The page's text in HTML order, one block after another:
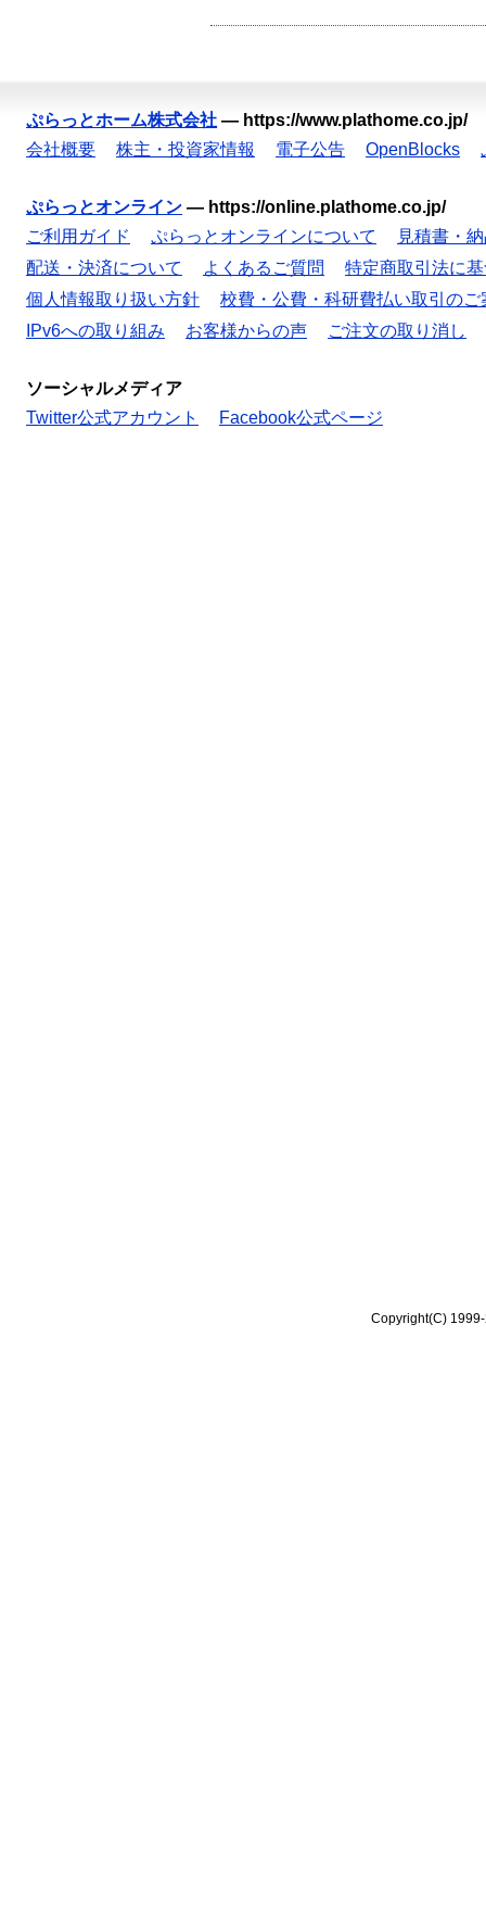
ぷらっとホーム株式会社 — https://www.plathome.co.jp/
会社概要
株主・投資家情報 電子公告 OpenBlocks
ぷらっとオンライン — https://online.plathome.co.jp/
ご利用ガイド
ぷらっとオンラインについて
見積書・
配送・決済について
よくあるご質問
特定商取引法に
個人情報取り扱い方針
校費・公費・科研費払い取引のご
IPv6への取り組み
お客様からの声 ご注文の取り消し
ソーシャルメディア
Twitter公式アカウント
Facebook公式ページ
Copyright(C)